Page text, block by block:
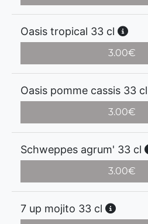
Oasis tropical 33 cl
3.00€
Oasis pomme cassis 33 cl
3.00€
Schweppes agrum' 33 cl
3.00€
7 up mojito 33 cl